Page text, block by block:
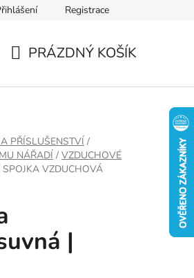
Registrace
PRÁZDNÝ KOŠÍK
PŘÍSLUŠENSTVÍ /
NÁŘADÍ / VZDUCHOVÉ
SPOJKA VZDUCHOVÁ
|